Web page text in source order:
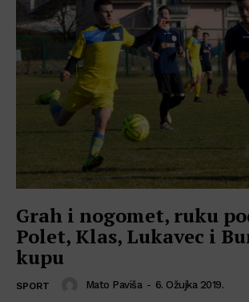
Grah i nogomet, ruku
Polet, Klas, Lukavec i
kupu
SPORT Mato Paviša - 6. Ožujka 2019.